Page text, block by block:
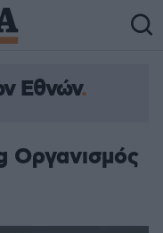
Εθνών
Οργανισμός